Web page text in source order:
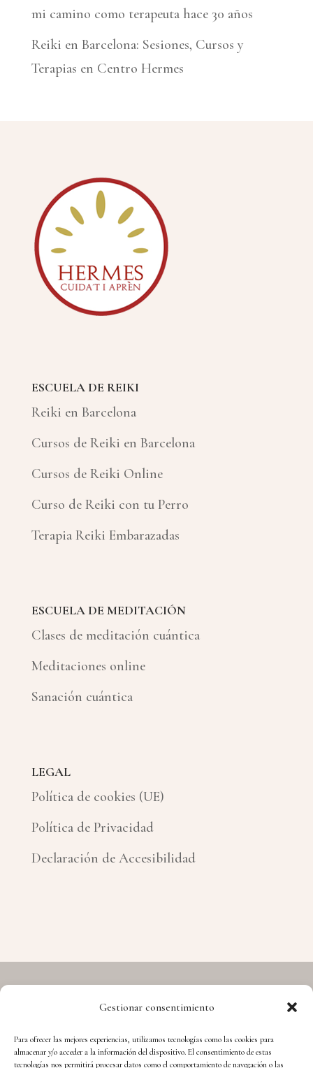
Gestionar consentimiento
Para ofrecer las mejores experiencias, utilizamos tecnologías como las cookies para
almacenar y/o acceder a la información del dispositivo. El consentimiento de estas
tecnologías nos permitirá procesar datos como el comportamiento de navegación o las
mi camino como terapeuta hace 30 años
Reiki en Barcelona: Sesiones, Cursos y
Terapias en Centro Hermes
ESCUELA DE REIKI
Reiki en Barcelona
Cursos de Reiki en Barcelona
Cursos de Reiki Online
Curso de Reiki con tu Perro
Terapia Reiki Embarazadas
ESCUELA DE MEDITACIÓN
Clases de meditación cuántica
Meditaciones online
Sanación cuántica
LEGAL
Política de cookies (UE)
Política de Privacidad
Declaración de Accesibilidad